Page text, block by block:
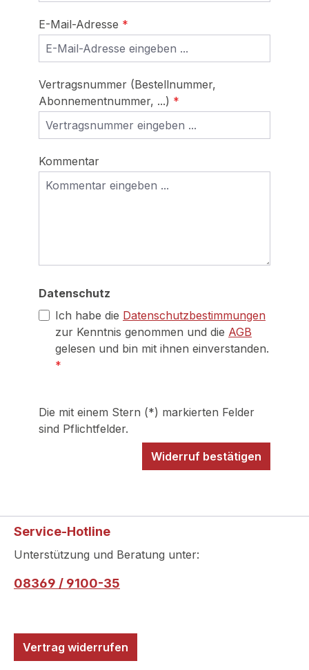
E-Mail-Adresse *
Vertragsnummer (Bestellnummer,
Abonnementnummer, ...) *
Kommentar
Datenschutz
Ich habe die Datenschutzbestimmungen
zur Kenntnis genommen und die AGB
gelesen und bin mit ihnen einverstanden.
*
Die mit einem Stern (*) markierten Felder
sind Pflichtfelder.
Widerruf bestätigen
Service-Hotline
Unterstützung und Beratung unter:
08369 / 9100-35
Vertrag widerrufen